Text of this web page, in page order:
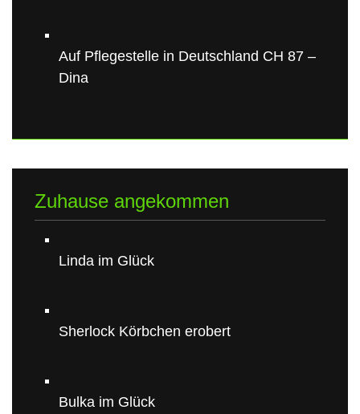
Auf Pflegestelle in Deutschland CH 87 –
Dina
Zuhause angekommen
Linda im Glück
Sherlock Körbchen erobert
Bulka im Glück